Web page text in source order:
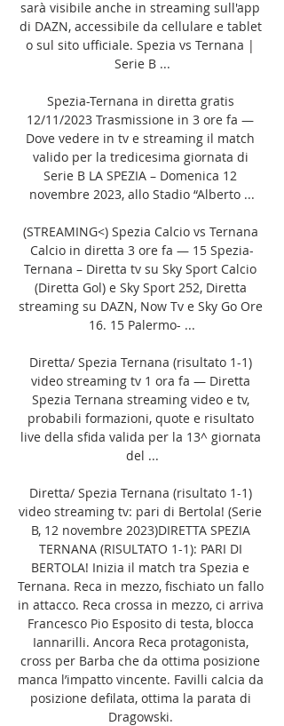
sarà visibile anche in streaming sull'app
di DAZN, accessibile da cellulare e tablet
o sul sito ufficiale. Spezia vs Ternana |
Serie B ...
Spezia-Ternana in diretta gratis
12/11/2023 Trasmissione in 3 ore fa —
Dove vedere in tv e streaming il match
valido per la tredicesima giornata di
Serie B LA SPEZIA – Domenica 12
novembre 2023, allo Stadio “Alberto ...
(STREAMING<) Spezia Calcio vs Ternana
Calcio in diretta 3 ore fa — 15 Spezia-
Ternana – Diretta tv su Sky Sport Calcio
(Diretta Gol) e Sky Sport 252, Diretta
streaming su DAZN, Now Tv e Sky Go Ore
16. 15 Palermo- ...
Diretta/ Spezia Ternana (risultato 1-1)
video streaming tv 1 ora fa — Diretta
Spezia Ternana streaming video e tv,
probabili formazioni, quote e risultato
live della sfida valida per la 13^ giornata
del ...
Diretta/ Spezia Ternana (risultato 1-1)
video streaming tv: pari di Bertola! (Serie
B, 12 novembre 2023)DIRETTA SPEZIA
TERNANA (RISULTATO 1-1): PARI DI
BERTOLA! Inizia il match tra Spezia e
Ternana. Reca in mezzo, fischiato un fallo
in attacco. Reca crossa in mezzo, ci arriva
Francesco Pio Esposito di testa, blocca
Iannarilli. Ancora Reca protagonista,
cross per Barba che da ottima posizione
manca l’impatto vincente. Favilli calcia da
posizione defilata, ottima la parata di
Dragowski.